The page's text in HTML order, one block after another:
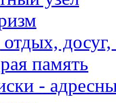
отдых,
память
-